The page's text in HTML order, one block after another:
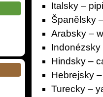
Italsky –
Španělsky
Arabsky –
Indonézsky
Hindsky –
Hebrejsky
Turecky –